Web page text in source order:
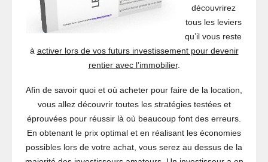
découvrirez
tous les leviers
qu’il vous reste
à activer lors de vos futurs investissement pour devenir
rentier avec l’immobilier.
Afin de savoir quoi et où acheter pour faire de la location,
vous allez découvrir toutes les stratégies testées et
éprouvées pour réussir là où beaucoup font des erreurs.
En obtenant le prix optimal et en réalisant les économies
possibles lors de votre achat, vous serez au dessus de la